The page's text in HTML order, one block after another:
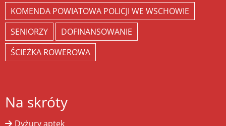
KOMENDA POWIATOWA POLICJI WE WSCHOWIE
SENIORZY
DOFINANSOWANIE
ŚCIEŻKA ROWEROWA
Na skróty
Dyżury aptek